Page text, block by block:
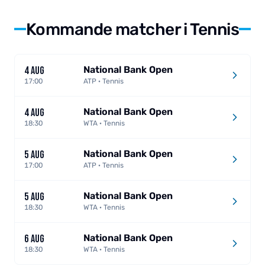
Kommande matcher i Tennis
4 AUG
17:00
National Bank Open
ATP · Tennis
4 AUG
18:30
National Bank Open
WTA · Tennis
5 AUG
17:00
National Bank Open
ATP · Tennis
5 AUG
18:30
National Bank Open
WTA · Tennis
6 AUG
18:30
National Bank Open
WTA · Tennis